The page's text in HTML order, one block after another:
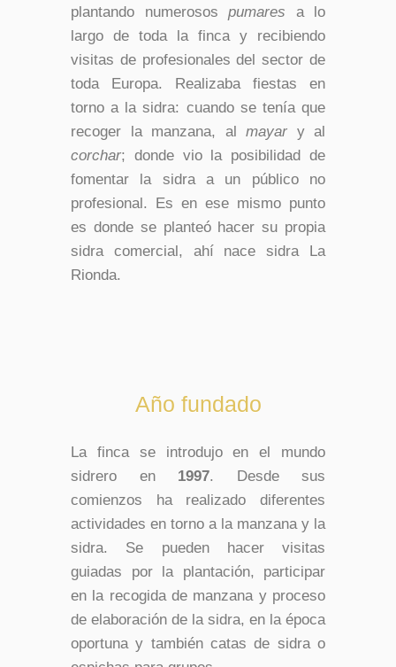
plantando numerosos pumares a lo
largo de toda la finca y recibiendo
visitas de profesionales del sector de
toda Europa. Realizaba fiestas en
torno a la sidra: cuando se tenía que
recoger la manzana, al mayar y al
corchar; donde vio la posibilidad de
fomentar la sidra a un público no
profesional. Es en ese mismo punto
es donde se planteó hacer su propia
sidra comercial, ahí nace sidra La
Rionda.
Año fundado
La finca se introdujo en el mundo
sidrero en 1997. Desde sus
comienzos ha realizado diferentes
actividades en torno a la manzana y la
sidra. Se pueden hacer visitas
guiadas por la plantación, participar
en la recogida de manzana y proceso
de elaboración de la sidra, en la época
oportuna y también catas de sidra o